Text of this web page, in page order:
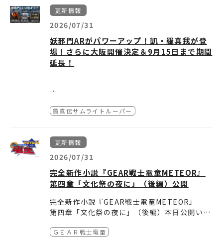
す。（先着順ではありません）
※お申込は受付期間中ならいつでも可能です。
（メンテナンス時間をのぞく）
※お席はお選びいただけません。
※必ずコンビニにてお引換の上、劇場までお越
しください。
※劇場でのチケット引換は出来ません。
※チケットの販売は、お一人様2枚までとさせ
ていただきます。
チケットぴあ：
●チケット購入に関するお問合わせは、
p://t.pia.jp/help/
≪注意事項≫
・お席はお選びいただけません。
・全席指定席となります。チケットをお持ちで
・登壇者および舞台挨拶の予定は、都合により
・身体上のご事情がある場合は、劇場従業員ま
せん。
・転売目的でのご購入は、固くお断りいたしま
す。また、転売で入手したチケットであること
が発覚した場合には、ご入場をお断りさせてい
ただく場合がございます。
くは、ご購入の際にご確認ください。
・主催者側判断による中止の場合を除き、ご購
入者様によるいかなる事情が生じましても、ご
購入・お引換後のチケットの変更や払い戻しは
す。
詳しくは取扱いの配信サービスにてご確認くだ
さい。
※取り扱い作品は配信サービスによって異なる
場合があります。詳しくは取扱いの配信サービ
スにてご確認ください。
回答Vol.4
鎧真伝サムライトルーパー公式YouTubeはこ
ちら
回答Vol.5
回答Vol.6
第2話「阿亜魔亜」：アーマー
第3話「璃无駆」：リンク
第4話「魂伐闘」：コンバット
第6話「離守舵跡」：リスタート
第7話「冥喪裏威」：メモリー
第8話「逢解寅」：アゲイン
更新情報
2026/07/31
妖邪門ARがパワーアップ！凱・羅真我が登
場！さらに大阪開催決定＆9月15日まで期間
延長！
新宿で開催中の「妖邪門AR」
がパワーアップ！大阪開催＆期
間延長も決定！
TVアニメ『鎧真伝サムライトルーパー』第2ク
ールの放送開始を記念して、新宿で開催中のデ
ジタルアトラクション「妖邪門AR」がさらに
新たな演出の追加に加え、大阪・道頓堀での開
催、さらに開催期間の延長も決定！
■妖邪門ARとは
【開催期間】
JR新宿駅東口前広場付近（
大阪 道頓堀 戎橋（
★遊び方（参加フロー）
＜STEP 1＞ 📱専用アプリのダウンロード
まずは事前にお手持ちの端末へ、AR対応アプ
リ「3.5次元GuideBot」をインストールして
ください。
Android版（Google Play）はこちら
iOS版（App Store）はこちら
＜STEP 2＞ 🗺️現地でアプリを起動
＜STEP 4＞​AR起動！
シーンに入るとアプリ内でカメラが起動しま
す。
周りの建物や地形の読み込みが完了すると、目
の前の空間に大迫力の「妖邪門」が出現！
臨場感あふれる劇伴(BGM)とともに、襲い来る
妖邪兵たち、凱、羅真我との記念撮影をお楽し
〇注意事項（必ずお読みください）
■アプリの動作環境について
アプリの推奨環境については、各ストア（Goo
gle Play / App Store）のインストール画面を
ご確認ください。推奨環境を満たしている場合
★「#サムライトルーパーAR」SNS
投稿キャンペーン開催！
妖邪門ARで撮影した写真や動画をXに投稿し
て、貴重なプレゼントをゲットしよう！
鎧真伝サムライトルーパー
更新情報
2026/07/31
完全新作小説『GEAR戦士電童METEOR』
第四章「文化祭の夜に」（後編）公開
完全新作小説『GEAR戦士電童METEOR』
第四章「文化祭の夜に」（後編）本日公開いた
▼『GEAR戦士電童METEOR』公開ページ
ＧＥＡＲ戦士電童